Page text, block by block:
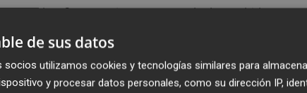
del tráfico turístico que procede de Madrid y
operación especial de tráfico, las medidas de
este jueves a las 16 horas y concluirán la
de sus datos
utilizamos cookies y tecnologías similares para
y procesar datos personales, como su dirección IP,